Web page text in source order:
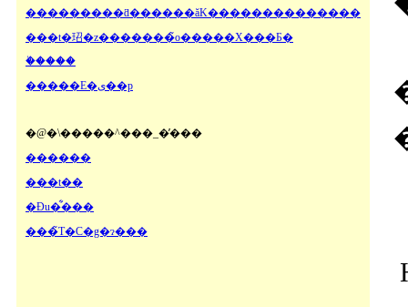
���������ƌ������ăK��������������
���t�玿�z�������̃o�����X���Ƃ�
�֔����
�����E�ی��p
�@�\�����^���_�̓���
������
���t��
�Ɖu�͋���
���̃T�C�g�ɂ���